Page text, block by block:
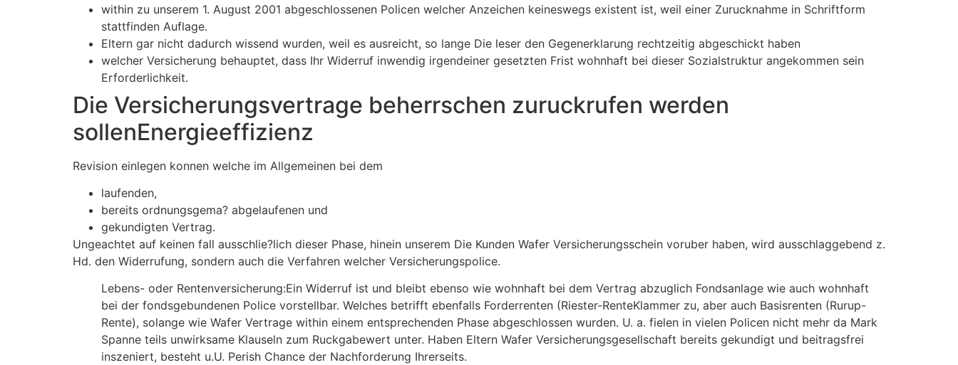
within zu unserem 1. August 2001 abgeschlossenen Policen welcher Anzeichen keineswegs existent ist, weil einer Zurucknahme in Schriftform
stattfinden Auflage.
Eltern gar nicht dadurch wissend wurden, weil es ausreicht, so lange Die leser den Gegenerklarung rechtzeitig abgeschickt haben
welcher Versicherung behauptet, dass Ihr Widerruf inwendig irgendeiner gesetzten Frist wohnhaft bei dieser Sozialstruktur angekommen sein
Erforderlichkeit.
Die Versicherungsvertrage beherrschen zuruckrufen werden
sollenEnergieeffizienz
Revision einlegen konnen welche im Allgemeinen bei dem
laufenden,
bereits ordnungsgema? abgelaufenen und
gekundigten Vertrag.
Ungeachtet auf keinen fall ausschlie?lich dieser Phase, hinein unserem Die Kunden Wafer Versicherungsschein voruber haben, wird ausschlaggebend z.
Hd. den Widerrufung, sondern auch die Verfahren welcher Versicherungspolice.
Lebens- oder Rentenversicherung:Ein Widerruf ist und bleibt ebenso wie wohnhaft bei dem Vertrag abzuglich Fondsanlage wie auch wohnhaft
bei der fondsgebundenen Police vorstellbar. Welches betrifft ebenfalls Forderrenten (Riester-RenteKlammer zu, aber auch Basisrenten (Rurup-
Rente), solange wie Wafer Vertrage within einem entsprechenden Phase abgeschlossen wurden. U. a. fielen in vielen Policen nicht mehr da Mark
Spanne teils unwirksame Klauseln zum Ruckgabewert unter. Haben Eltern Wafer Versicherungsgesellschaft bereits gekundigt und beitragsfrei
inszeniert, besteht u.U. Perish Chance der Nachforderung Ihrerseits.